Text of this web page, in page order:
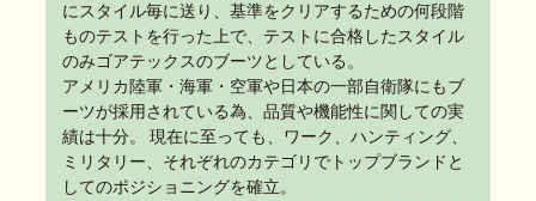
にスタイル毎に送り、基準をクリアするための何段階
ものテストを行った上で、テストに合格したスタイル
のみゴアテックスのブーツとしている。
アメリカ陸軍・海軍・空軍や日本の一部自衛隊にもブ
ーツが採用されている為、品質や機能性に関しての実
績は十分。 現在に至っても、ワーク、ハンティング、
ミリタリー、それぞれのカテゴリでトップブランドと
してのポジショニングを確立。